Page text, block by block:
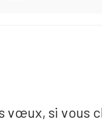
si vous